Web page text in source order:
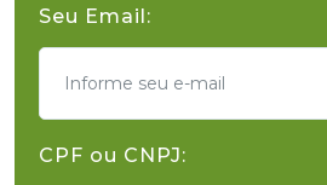
Seu Email:
CPF ou CNPJ: